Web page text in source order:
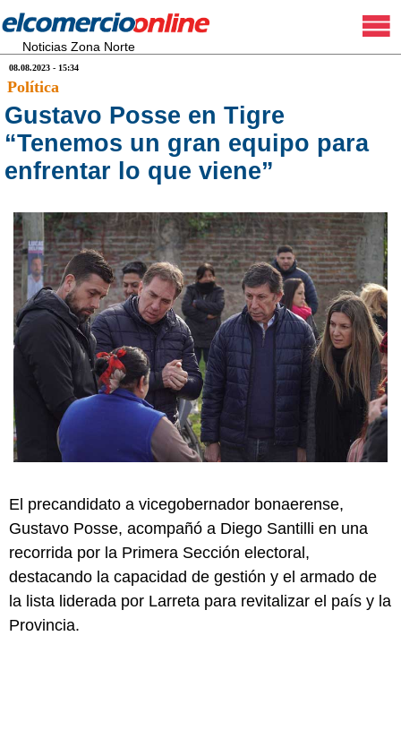
Noticias Zona Norte
08.08.2023 - 15:34
Política
Gustavo Posse en Tigre
“Tenemos un gran equipo para
enfrentar lo que viene”
El precandidato a vicegobernador bonaerense,
Gustavo Posse, acompañó a Diego Santilli en una
recorrida por la Primera Sección electoral,
destacando la capacidad de gestión y el armado de
la lista liderada por Larreta para revitalizar el país y la
Provincia.